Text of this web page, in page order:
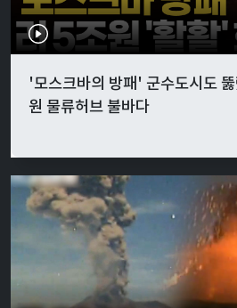
'모스크바의 방패' 군수도시도
원 물류허브 불바다